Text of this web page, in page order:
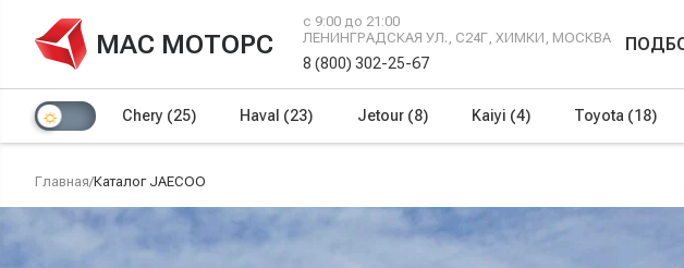
МАС МОТОРС
с 9:00 до 21:00
ЛЕНИНГРАДСКАЯ УЛ., С24Г, ХИМКИ, МОСКВА
8 (800) 302-25-67
Chery (25) Haval (23) Jetour (8) Kaiyi (4) Toyota (18)
Главная/Каталог JAECOO